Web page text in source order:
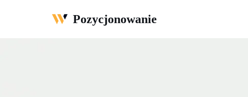
Pozycjonowanie